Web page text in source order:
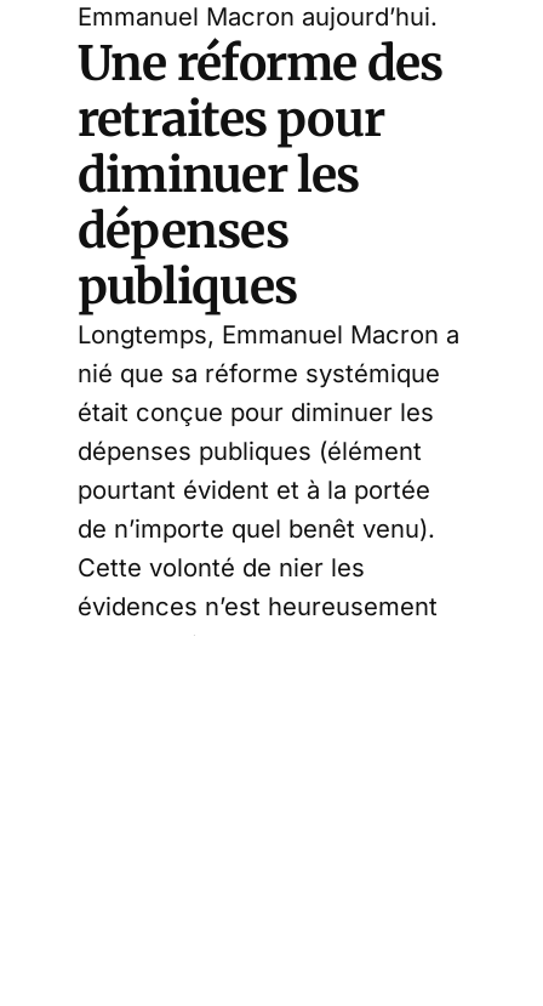
Emmanuel Macron aujourd’hui.
Une réforme des
retraites pour
diminuer les
dépenses
publiques
Longtemps, Emmanuel Macron a
nié que sa réforme systémique
était conçue pour diminuer les
dépenses publiques (élément
pourtant évident et à la portée
de n’importe quel benêt venu).
Cette volonté de nier les
évidences n’est heureusement
plus de mise.